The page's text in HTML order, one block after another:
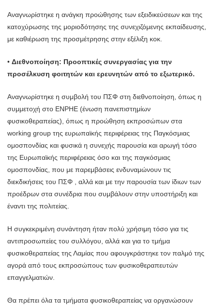
Αναγνωρίστηκε η ανάγκη προώθησης των εξειδικεύσεων και της
κατοχύρωσης της μοριοδότησης της συνεχιζόμενης εκπαίδευσης,
με καθιέρωση της προσμέτρησης στην εξέλιξη κοκ.
• Διεθνοποίηση: Προοπτικές συνεργασίας για την
προσέλκυση φοιτητών και ερευνητών από το εξωτερικό.
Αναγνωρίστηκε η συμβολή του ΠΣΦ στη διεθνοποίηση, όπως η
συμμετοχή στο ENPHE (ένωση πανεπιστημίων
φυσικοθεραπείας), όπως η προώθηση εκπροσώπων στα
working group της ευρωπαϊκής περιφέρειας της Παγκόσμιας
ομοσπονδίας και φυσικά η συνεχής παρουσία και αρωγή τόσο
της Ευρωπαϊκής περιφέρειας όσο και της παγκόσμιας
ομοσπονδίας, που με παρεμβάσεις ενδυναμώνουν τις
διεκδικήσεις του ΠΣΦ , αλλά και με την παρουσία των ίδιων των
προέδρων στα συνέδρια που συμβάλουν στην υποστήριξη και
έναντι της πολιτείας.
Η συγκεκριμένη συνάντηση ήταν πολύ χρήσιμη τόσο για τις
αντιπροσωπείες του συλλόγου, αλλά και για το τμήμα
φυσικοθεραπείας της Λαμίας που αφουγκράστηκε τον παλμό της
αγορά από τους εκπροσώπους των φυσικοθεραπευτών
επαγγελματιών.
Θα πρέπει όλα τα τμήματα φυσικοθεραπείας να οργανώσουν